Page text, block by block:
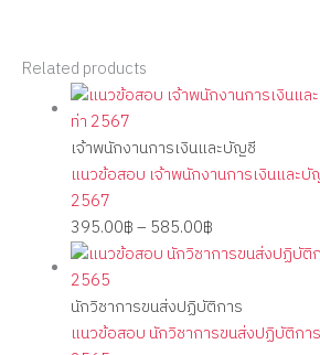
Related products
เจ้าพนักงานการเงินและบัญชี
แนวข้อสอบ เจ้าพนักงานการเงินและ
2567
395.00฿– 585.00฿
นักวิชาการขนส่งปฏิบัติการ
แนวข้อสอบ นักวิชาการขนส่งปฏิบัติกา